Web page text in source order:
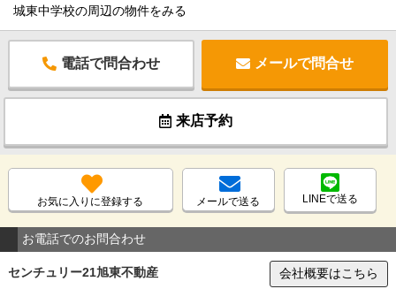
城東中学校の周辺の物件をみる
電話で問合わせ メールで問合せ
来店予約
お気に入りに登録する メールで送る LINEで送る
お電話でのお問合わせ
センチュリー21旭東不動産 会社概要はこちら